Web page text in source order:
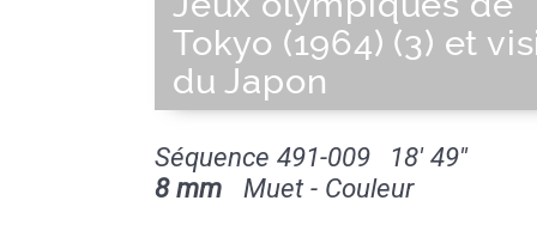
Tokyo (1964) (3) et
du Japon
Séquence 491-009
18' 49''
8 mm Muet - Couleur